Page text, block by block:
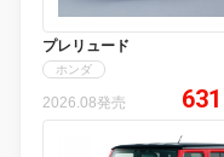
プレリュード
ホンダ
2026.08発売 631